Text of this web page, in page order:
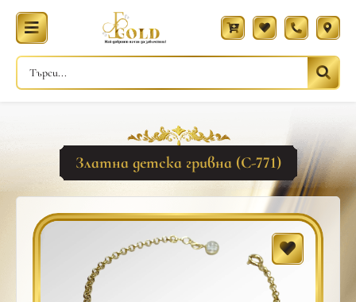
Златна детска гривна (С-771)